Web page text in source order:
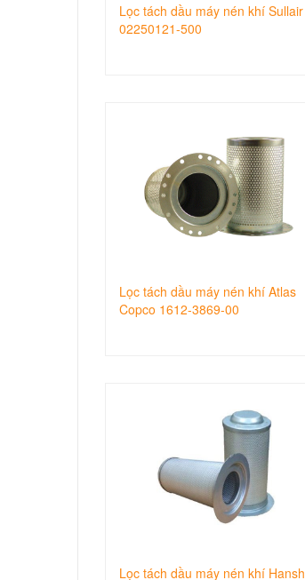
Lọc tách dầu máy nén khí Sullair
02250121-500
Lọc tách dầu máy nén khí Atlas
Copco 1612-3869-00
Lọc tách dầu máy nén khí